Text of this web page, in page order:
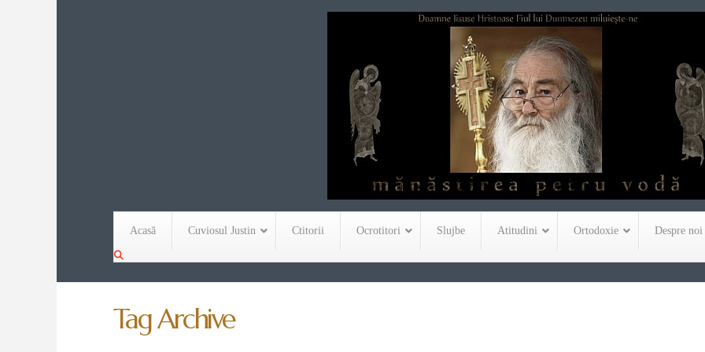
Acasă Cuviosul Justin Ctitorii Ocrotitori Slujbe Atitudini Ortodoxie Despre noi
Tag Archive